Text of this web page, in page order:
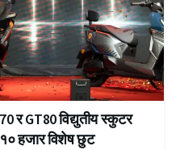
र GT80 विद्युतीय स्कुटर
हजार विशेष छुट